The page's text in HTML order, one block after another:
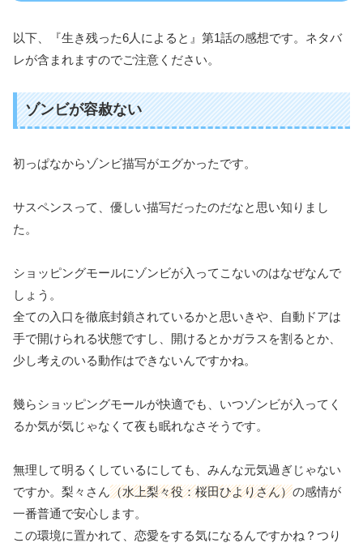
以下、『生き残った6人によると』第1話の感想です。ネタバ
レが含まれますのでご注意ください。
ゾンビが容赦ない
初っぱなからゾンビ描写がエグかったです。
サスペンスって、優しい描写だったのだなと思い知りまし
た。
ショッピングモールにゾンビが入ってこないのはなぜなんで
しょう。
全ての入口を徹底封鎖されているかと思いきや、自動ドアは
手で開けられる状態ですし、開けるとかガラスを割るとか、
少し考えのいる動作はできないんですかね。
幾らショッピングモールが快適でも、いつゾンビが入ってく
るか気が気じゃなくて夜も眠れなさそうです。
無理して明るくしているにしても、みんな元気過ぎじゃない
ですか。梨々さん（水上梨々役：桜田ひよりさん）の感情が
一番普通で安心します。
この環境に置かれて、恋愛をする気になるんですかね？つり